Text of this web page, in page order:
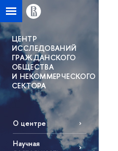
ЦЕНТР
ИССЛЕДОВАНИЙ
ГРАЖДАНСКОГО
ОБЩЕСТВА
И НЕКОММЕРЧЕСКОГО
СЕКТОРА
О центре
Научная